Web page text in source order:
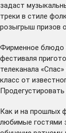
задаст
треки в стиле
розыгрыш призов
Фирменное блюдо
фестиваля
телеканала
класс от
Как и на прошлых
любимые гостями